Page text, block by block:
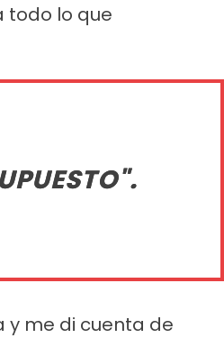
todo lo que
y me di cuenta de